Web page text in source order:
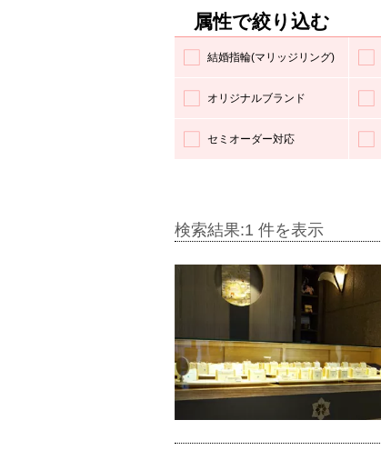
属性で絞り込む
結婚指輪(マリッジリング)
オリジナルブランド
セミオーダー対応
検索結果:1 件を表示